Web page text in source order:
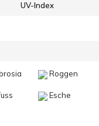
UV-Index
Roggen
Esche